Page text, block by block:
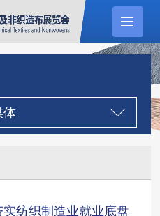
体
实纺织制造业就业底盘